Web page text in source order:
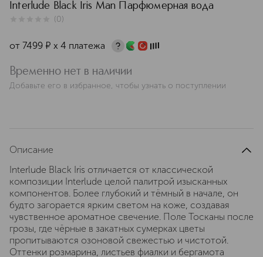
Interlude Black Iris Man Парфюмерная вода
(0)
от 7499 ¤ х 4 платежа
Временно нет в наличии
Добавьте его в избранное, чтобы узнать о поступлении
Описание
Interlude Black Iris отличается от классической
композиции Interlude целой палитрой изысканных
компонентов. Более глубокий и тёмный в начале, он
будто загорается ярким светом на коже, создавая
чувственное ароматное свечение. Поле Тосканы после
грозы, где чёрные в закатных сумерках цветы
пропитываются озоновой свежестью и чистотой.
Оттенки розмарина, листьев фиалки и бергамота